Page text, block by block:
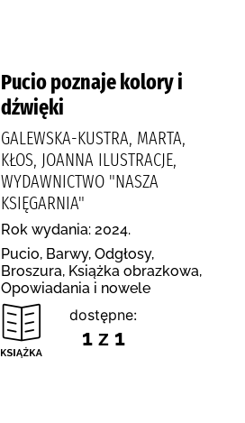
Pucio poznaje kolory i
dźwięki
GALEWSKA-KUSTRA, MARTA,
KŁOS, JOANNA ILUSTRACJE,
WYDAWNICTWO "NASZA
KSIĘGARNIA"
Rok wydania: 2024.
Pucio, Barwy, Odgłosy,
Broszura, Książka obrazkowa,
Opowiadania i nowele
dostępne:
1 z 1